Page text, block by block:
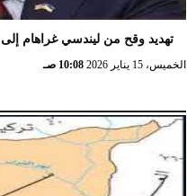
تهديد وقح من ليندسي غراهام إلى
الخميس، 15 يناير 2026 10:08 صـ